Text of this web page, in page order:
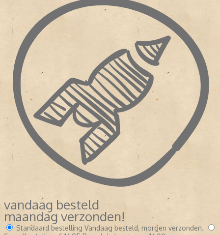
vandaag besteld
maandag verzonden!
Standaard bestelling Vandaag besteld, morgen verzonden.